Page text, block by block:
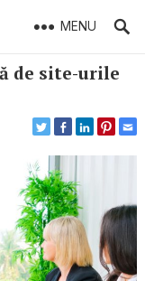
MENU
de site-urile